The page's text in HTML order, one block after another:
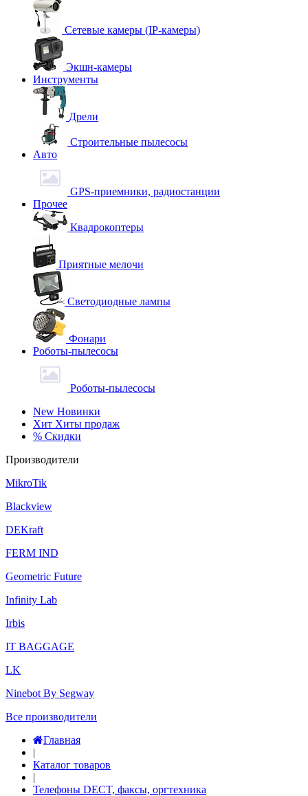
Сетевые камеры (IP-камеры)
Экшн-камеры
Инструменты
Дрели
Строительные пылесосы
Авто
GPS-приемники, радиостанции
Прочее
Квадрокоптеры
Приятные мелочи
Светодиодные лампы
Фонари
Роботы-пылесосы
Роботы-пылесосы
New Новинки
Хит Хиты продаж
% Скидки
Производители
MikroTik
Blackview
DEKraft
FERM IND
Geometric Future
Infinity Lab
Irbis
IT BAGGAGE
LK
Ninebot By Segway
Все производители
Главная
|
Каталог товаров
|
Телефоны DECT, факсы, оргтехника